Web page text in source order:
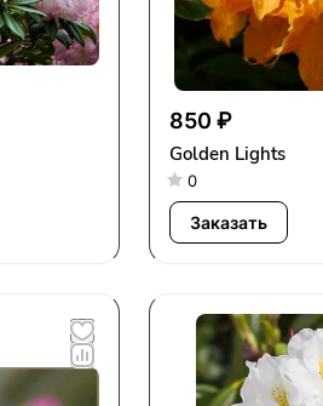
850 ₽
Golden Lights
0
Заказать